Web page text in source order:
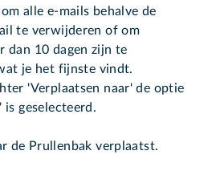
alle e-mails behalve de
te verwijderen of om
dan 10 dagen zijn te
je het fijnste vindt.
'Verplaatsen naar' de optie
geselecteerd.
de Prullenbak verplaatst.